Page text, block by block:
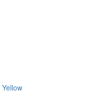
Yellow